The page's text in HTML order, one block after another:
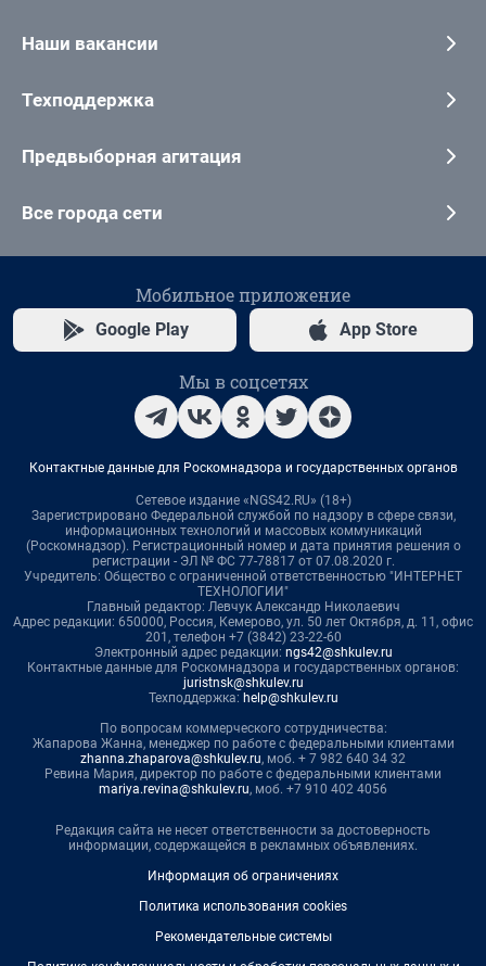
Наши вакансии
Техподдержка
Предвыборная агитация
Все города сети
Мобильное приложение
Google Play App Store
Мы в соцсетях
Контактные данные для Роскомнадзора и государственных органов
Сетевое издание «NGS42.RU» (18+)
Зарегистрировано Федеральной службой по надзору в сфере связи,
информационных технологий и массовых коммуникаций
(Роскомнадзор). Регистрационный номер и дата принятия решения о
регистрации - ЭЛ № ФС 77-78817 от 07.08.2020 г.
Учредитель: Общество с ограниченной ответственностью "ИНТЕРНЕТ
ТЕХНОЛОГИИ"
Главный редактор: Левчук Александр Николаевич
Адрес редакции: 650000, Россия, Кемерово, ул. 50 лет Октября, д. 11, офис
201, телефон +7 (3842) 23-22-60
Электронный адрес редакции: ngs42@shkulev.ru
Контактные данные для Роскомнадзора и государственных органов:
juristnsk@shkulev.ru
Техподдержка: help@shkulev.ru
По вопросам коммерческого сотрудничества:
Жапарова Жанна, менеджер по работе с федеральными клиентами
zhanna.zhaparova@shkulev.ru, моб. + 7 982 640 34 32
Ревина Мария, директор по работе с федеральными клиентами
mariya.revina@shkulev.ru, моб. +7 910 402 4056
Редакция сайта не несет ответственности за достоверность
информации, содержащейся в рекламных объявлениях.
Информация об ограничениях
Политика использования cookies
Рекомендательные системы